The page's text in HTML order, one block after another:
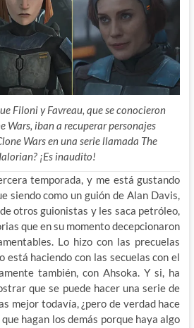
Filoni y Favreau, que se conocieron
Wars, iban a recuperar personajes
Wars en una serie llamada The
¡Es inaudito!
temporada, y me está gustando
siendo como un guión de Alan Davis,
otros guionistas y les saca petróleo,
que en su momento decepcionaron
Lo hizo con las precuelas
está haciendo con las secuelas con el
también, con Ahsoka. Y si, ha
que se puede hacer una serie de
mejor todavía, ¿pero de verdad hace
hagan los demás porque haya algo